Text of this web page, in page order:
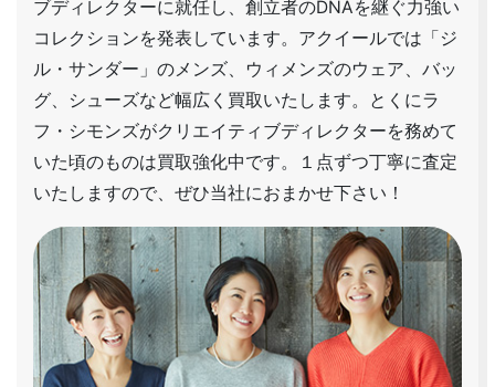
ブディレクターに就任し、創立者のDNAを継ぐ力強い
コレクションを発表しています。アクイールでは「ジ
ル・サンダー」のメンズ、ウィメンズのウェア、バッ
グ、シューズなど幅広く買取いたします。とくにラ
フ・シモンズがクリエイティブディレクターを務めて
いた頃のものは買取強化中です。１点ずつ丁寧に査定
いたしますので、ぜひ当社におまかせ下さい！